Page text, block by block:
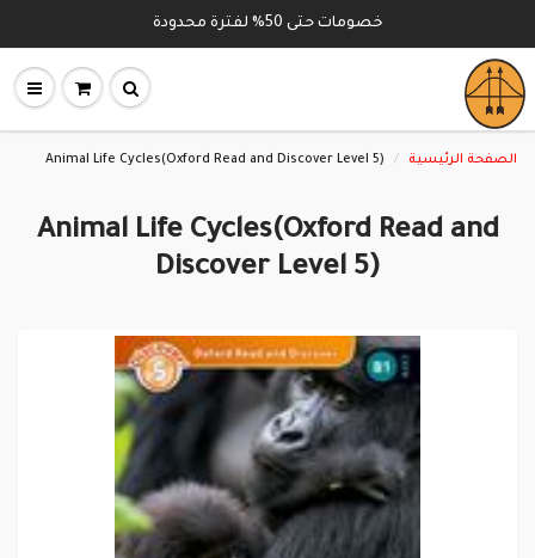
خصومات حتى 50% لفترة محدودة
الصفحة الرئيسية Animal Life Cycles(Oxford Read and Discover Level 5)
Animal Life Cycles(Oxford Read and
Discover Level 5)